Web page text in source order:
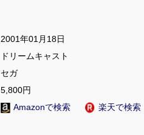
2001年01月18日
ドリームキャスト
セガ
5,800円
Amazonで検索 楽天で検索